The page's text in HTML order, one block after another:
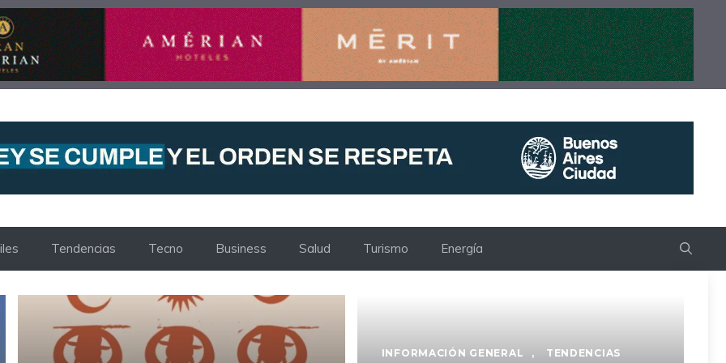
Tendencias Tecno Business Salud Turismo Energía
INFORMACIÓN GENERAL , TENDENCIAS